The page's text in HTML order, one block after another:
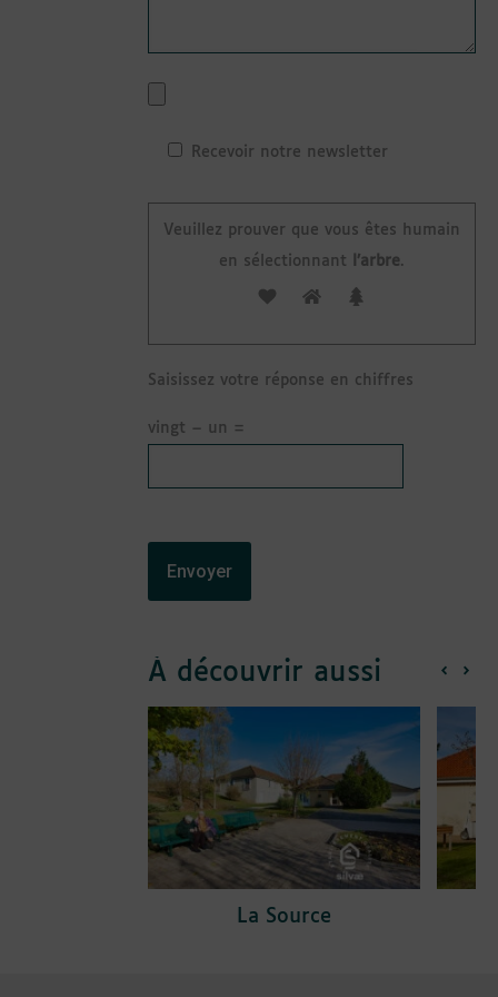
Recevoir notre newsletter
Veuillez prouver que vous êtes humain
en sélectionnant l’arbre.
Saisissez votre réponse en chiffres
vingt − un =
À découvrir aussi
La Source